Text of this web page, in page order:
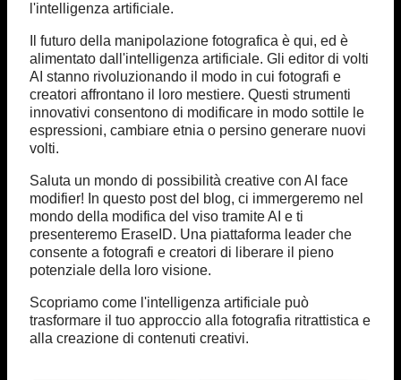
l'intelligenza artificiale.
Il futuro della manipolazione fotografica è qui, ed è
alimentato dall'intelligenza artificiale. Gli editor di volti
AI stanno rivoluzionando il modo in cui fotografi e
creatori affrontano il loro mestiere. Questi strumenti
innovativi consentono di modificare in modo sottile le
espressioni, cambiare etnia o persino generare nuovi
volti.
Saluta un mondo di possibilità creative con AI face
modifier! In questo post del blog, ci immergeremo nel
mondo della modifica del viso tramite AI e ti
presenteremo EraseID. Una piattaforma leader che
consente a fotografi e creatori di liberare il pieno
potenziale della loro visione.
Scopriamo come l'intelligenza artificiale può
trasformare il tuo approccio alla fotografia ritrattistica e
alla creazione di contenuti creativi.